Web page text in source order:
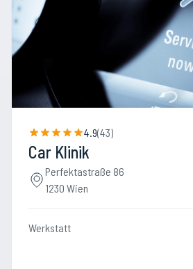
4.9(43)
Car Klinik
Perfektastraße 86
1230 Wien
Werkstatt